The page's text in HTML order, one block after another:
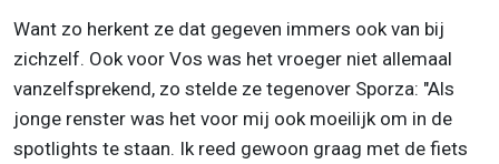
Want zo herkent ze dat gegeven immers ook van bij
zichzelf. Ook voor Vos was het vroeger niet allemaal
vanzelfsprekend, zo stelde ze tegenover Sporza: "Als
jonge renster was het voor mij ook moeilijk om in de
spotlights te staan. Ik reed gewoon graag met de fiets